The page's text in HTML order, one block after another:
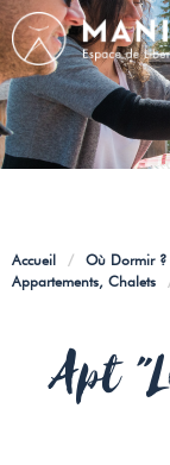
Accueil / Où Dormir
Appartements, Chalets
Apt